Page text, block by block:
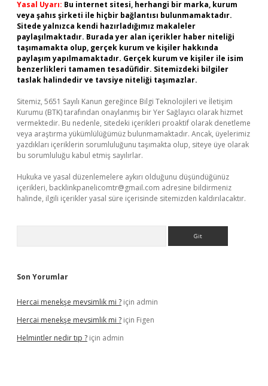
Yasal Uyarı: Bu internet sitesi, herhangi bir marka, kurum
veya şahıs şirketi ile hiçbir bağlantısı bulunmamaktadır.
Sitede yalnızca kendi hazırladığımız makaleler
paylaşılmaktadır. Burada yer alan içerikler haber niteliği
taşımamakta olup, gerçek kurum ve kişiler hakkında
paylaşım yapılmamaktadır. Gerçek kurum ve kişiler ile isim
benzerlikleri tamamen tesadüfidir. Sitemizdeki bilgiler
taslak halindedir ve tavsiye niteliği taşımazlar.
Sitemiz, 5651 Sayılı Kanun gereğince Bilgi Teknolojileri ve İletişim
Kurumu (BTK) tarafından onaylanmış bir Yer Sağlayıcı olarak hizmet
vermektedir. Bu nedenle, sitedeki içerikleri proaktif olarak denetleme
veya araştırma yükümlülüğümüz bulunmamaktadır. Ancak, üyelerimiz
yazdıkları içeriklerin sorumluluğunu taşımakta olup, siteye üye olarak
bu sorumluluğu kabul etmiş sayılırlar.
Hukuka ve yasal düzenlemelere aykırı olduğunu düşündüğünüz
içerikleri, backlinkpanelicomtr@gmail.com adresine bildirmeniz
halinde, ilgili içerikler yasal süre içerisinde sitemizden kaldırılacaktır.
Son Yorumlar
Hercai menekşe mevsimlik mi ? için admin
Hercai menekşe mevsimlik mi ? için Figen
Helmintler nedir tıp ? için admin